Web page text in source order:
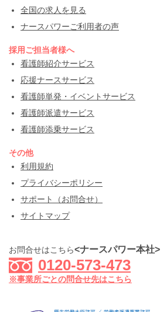
全国の求人を見る
ナースパワーご利用者の声
採用ご担当者様へ
看護師紹介サービス
応援ナースサービス
看護師単発・イベントサービス
看護師派遣サービス
看護師添乗サービス
その他
利用規約
プライバシーポリシー
サポート（お問合せ）
サイトマップ
お問合せはこちら<ナースパワー本社>
0120-573-473
※事業所ごとの問合せ先はこちら